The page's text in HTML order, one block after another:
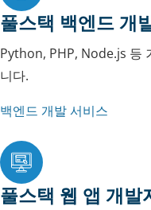
풀스택 백엔드 개
Python, PHP, Node.js 등
니다.
백엔드 개발 서비스
풀스택 웹 앱 개발